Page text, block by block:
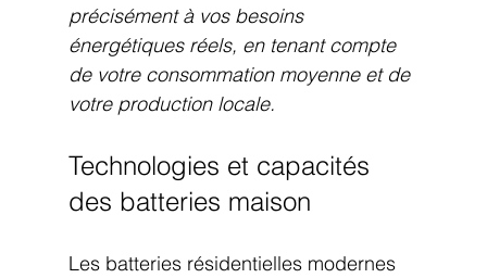
précisément à vos besoins
énergétiques réels, en tenant compte
de votre consommation moyenne et de
votre production locale.
Technologies et capacités
des batteries maison
Les batteries résidentielles modernes